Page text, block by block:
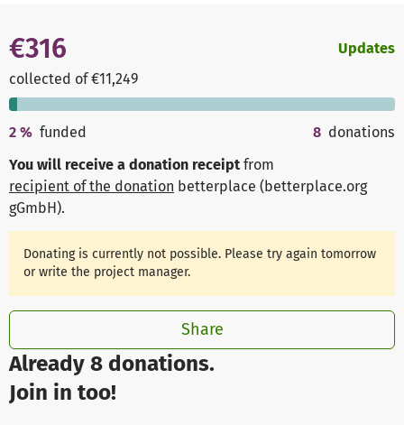
Already 8 donations.
Join in too!
€316
collected of €11,249
Updates
2 % funded 8 donations
You will receive a donation receipt from
recipient of the donation betterplace (betterplace.org
gGmbH).
Donating is currently not possible. Please try again tomorrow
or write the project manager.
Share